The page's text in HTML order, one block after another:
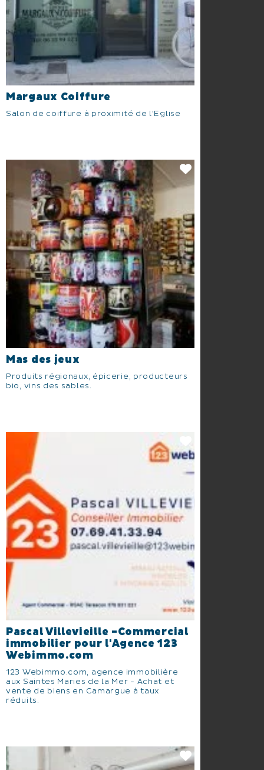
Margaux Coiffure
Salon de coiffure à proximité de l'Eglise
Mas des jeux
Produits régionaux, épicerie, producteurs
bio, vins des sables.
Pascal Villevieille -Commercial
immobilier pour l'Agence 123
Webimmo.com
123 Webimmo.com, agence immobilière
aux Saintes Maries de la Mer - Achat et
vente de biens en Camargue à taux
réduits.